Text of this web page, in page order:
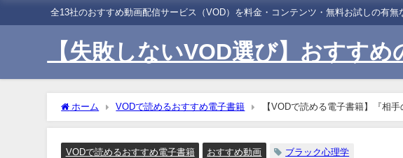
全13社のおすすめ動画配信サービス（VOD）を料金・コンテンツ・無料お試しの有無
【失敗しないVOD選び】おすす
ホーム VODで読めるおすすめ電子書籍
【VODで読める電子書籍】『相
き操る!最強の人たらし術（渋谷 昌三[著]）』の紹介
VODで読めるおすすめ電子書籍 おすすめ動画 ブラック心理学